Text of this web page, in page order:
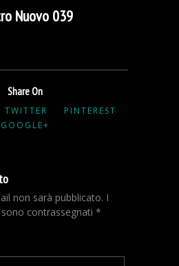
Nuovo 039
Share On
TWITTER
PINTEREST
GOOGLE+
non sarà pubblicato. I
contrassegnati *